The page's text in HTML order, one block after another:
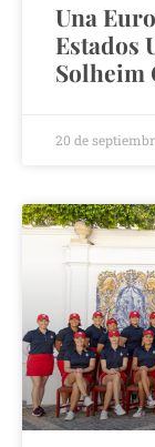
Una
Estados
Solheim
20 de